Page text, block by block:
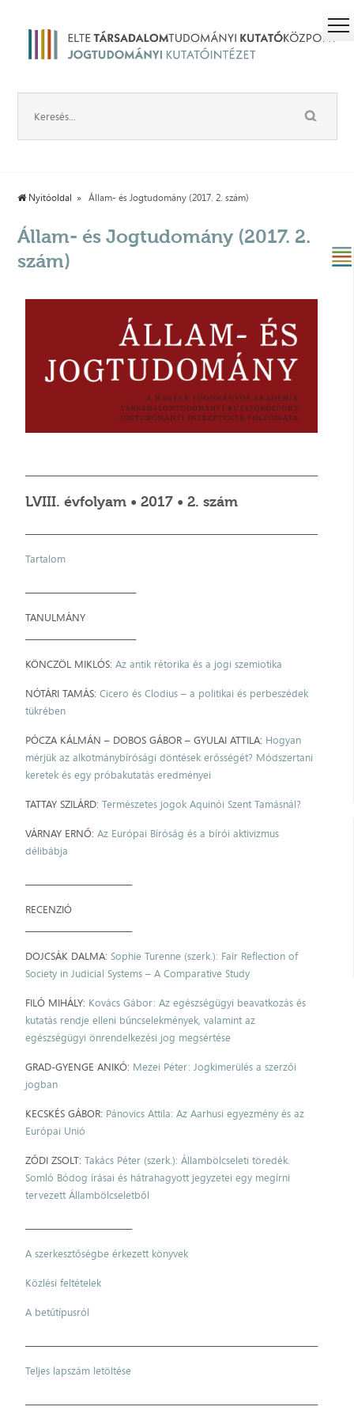
Nyitóoldal Állam- és Jogtudomány (2017. 2. szám)
Állam- és Jogtudomány (2017. 2.
szám)
LVIII. évfolyam • 2017 • 2. szám
Tartalom
TANULMÁNY
KÖNCZÖL MIKLÓS:Az antik rétorika és a jogi szemiotika
NÓTÁRI TAMÁS:Cicero és Clodius – a politikai és perbeszédek
tükrében
PÓCZA KÁLMÁN – DOBOS GÁBOR – GYULAI ATTILA: Hogyan
mérjük az alkotmánybírósági döntések erősségét? Módszertani
keretek és egy próbakutatás eredményei
TATTAY SZILÁRD:Természetes jogok Aquinói Szent Tamásnál?
VÁRNAY ERNŐ:Az Európai Bíróság és a bírói aktivizmus
délibábja
RECENZIÓ
DOJCSÁK DALMA:Sophie Turenne (szerk.): Fair Reflection of
Society in Judicial Systems – A Comparative Study
FILÓ MIHÁLY: Kovács Gábor: Az egészségügyi beavatkozás és
kutatás rendje elleni bűncselekmények, valamint az
egészségügyi önrendelkezési jog megsértése
GRAD-GYENGE ANIKÓ: Mezei Péter: Jogkimerülés a szerzői
jogban
KECSKÉS GÁBOR: Pánovics Attila: Az Aarhusi egyezmény és az
Európai Unió
ZŐDI ZSOLT:Takács Péter (szerk.): Állambölcseleti töredék.
Somló Bódog írásai és hátrahagyott jegyzetei egy megírni
tervezett Állambölcseletből
A szerkesztőségbe érkezett könyvek
Közlési feltételek
A betűtípusról
Teljes lapszám letöltése